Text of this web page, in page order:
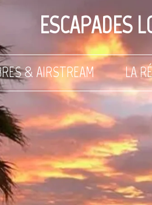
ESCAPADES
& AIRSTREAM LA